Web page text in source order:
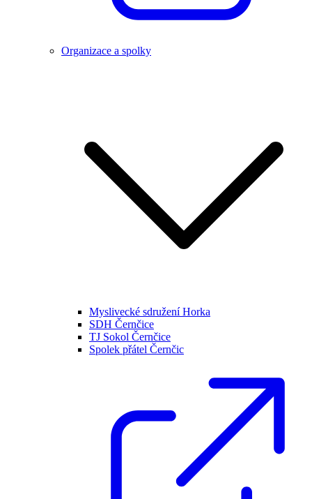
Organizace a spolky
Myslivecké sdružení Horka
SDH Černčice
TJ Sokol Černčice
Spolek přátel Černčic